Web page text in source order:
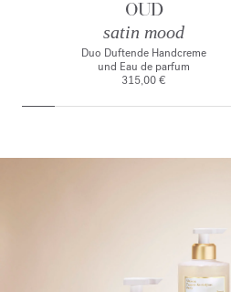
OUD
satin mood
Duo Duftende Handcreme
und Eau de parfum
315,00 €